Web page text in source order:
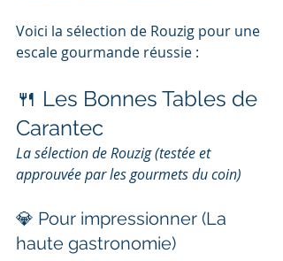
Voici la sélection de Rouzig pour une
escale gourmande réussie :
🍴 Les Bonnes Tables de
Carantec
La sélection de Rouzig (testée et
approuvée par les gourmets du coin)
💎 Pour impressionner (La
haute gastronomie)